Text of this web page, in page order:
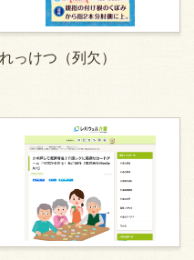
れっけつ（列欠）